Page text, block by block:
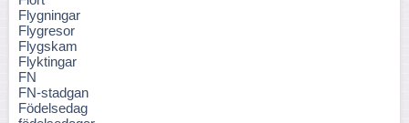
Flygningar
Flygresor
Flygskam
Flyktingar
FN
FN-stadgan
Födelsedag